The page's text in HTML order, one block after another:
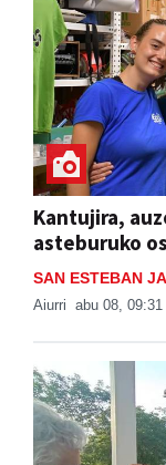
Kantujira,
asteburuko
SAN ESTEBAN
Aiurri abu 08, 09:31